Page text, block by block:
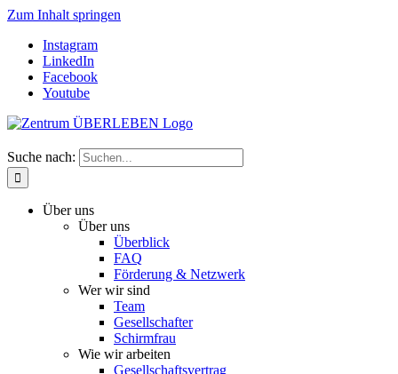
Zum Inhalt springen
Instagram
LinkedIn
Facebook
Youtube
Suche nach:
Über uns
Über uns
Überblick
FAQ
Förderung & Netzwerk
Wer wir sind
Team
Gesellschafter
Schirmfrau
Wie wir arbeiten
Gesellschaftsvertrag